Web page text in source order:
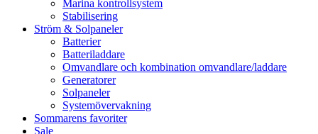
Marina kontrollsystem
Stabilisering
Ström & Solpaneler
Batterier
Batteriladdare
Omvandlare och kombination omvandlare/laddare
Generatorer
Solpaneler
Systemövervakning
Sommarens favoriter
Sale